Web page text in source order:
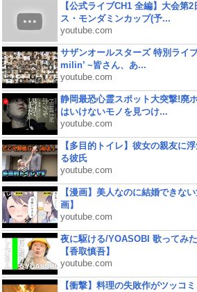
【公式ライブCH1 全編】大会第
ス・モンダミンカップ(予...
youtube.com
サザンオールスターズ 特別ライ
milin’ ~皆さん、あ...
youtube.com
静岡最恐心霊スポット大突撃!廃
はいけないモノを見つけ...
youtube.com
【多目的トイレ】彼女の親友に
る彼氏
youtube.com
【漫画】美人なのに結婚できな
画】
youtube.com
夜に駆ける/YOASOBI 歌ってみ
【香取慎吾】
youtube.com
【衝撃】料理の失敗作がツッコ